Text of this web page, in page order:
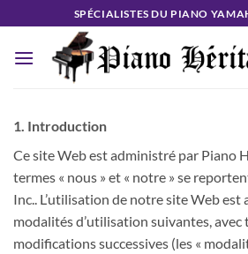
au
contenu
SPÉCIALISTES DU PIANO
1. Introduction
Ce site Web est administré par Piano
termes « nous » et « notre » se
Inc.. L’utilisation de notre site Web est
modalités d’utilisation suivantes, avec
modifications successives (les «